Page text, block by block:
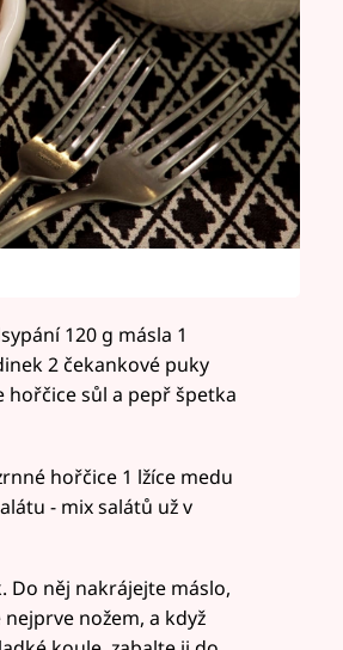
120 g másla 1
2 čekankové puky
hořčice sůl a pepř špetka
hořčice 1 lžíce medu
- mix salátů už v
něj nakrájejte máslo,
nožem, a když